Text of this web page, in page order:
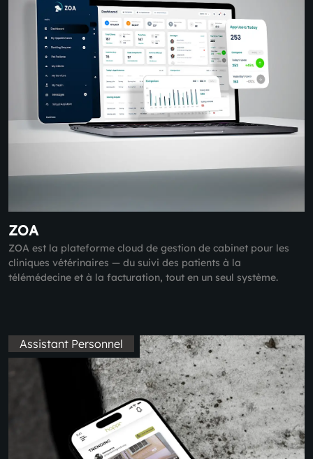
ZOA
ZOA est la plateforme cloud de gestion de cabinet pour les
cliniques vétérinaires — du suivi des patients à la
télémédecine et à la facturation, tout en un seul système.
Assistant Personnel